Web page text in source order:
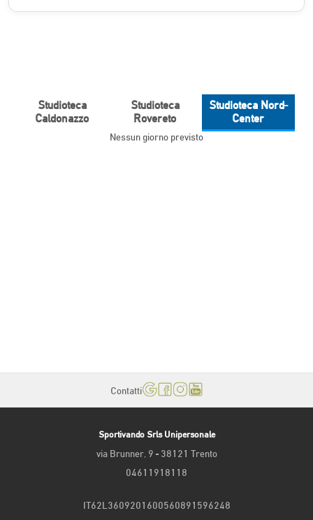
Studioteca
Caldonazzo
Studioteca
Rovereto
Studioteca Nord-
Center
Nessun giorno previsto
Contatti
Sportivando Srls Unipersonale
via Brunner, 9 - 38121 Trento
04611918118
IT62L3609201600560891596248